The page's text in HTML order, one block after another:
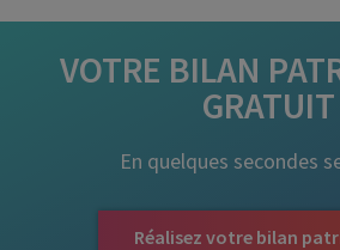
VOTRE BILAN
GRATUIT
En quelques secondes
Réalisez votre bilan